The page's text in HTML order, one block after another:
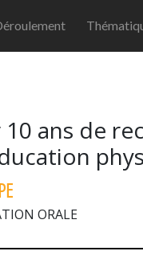
10 ans de
ORALE